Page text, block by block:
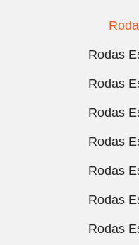
Rodas
Rodas
Rodas
Rodas
Rodas
Rodas
Rodas